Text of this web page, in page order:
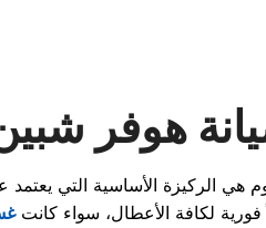
هوفر
هي الركيزة الأساسية التي
فورية لكافة الأعطال، سواء كانت